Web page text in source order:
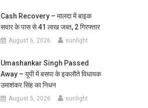
Cash Recovery – मालदा में बाइक
सवार के पास से 41 लाख जब्त, 2 गिरफ्तार
August 6, 2026 sunlight
Umashankar Singh Passed
Away – यूपी में बसपा के इकलौते विधायक
उमाशंकर सिंह का निधन
August 5, 2026 sunlight